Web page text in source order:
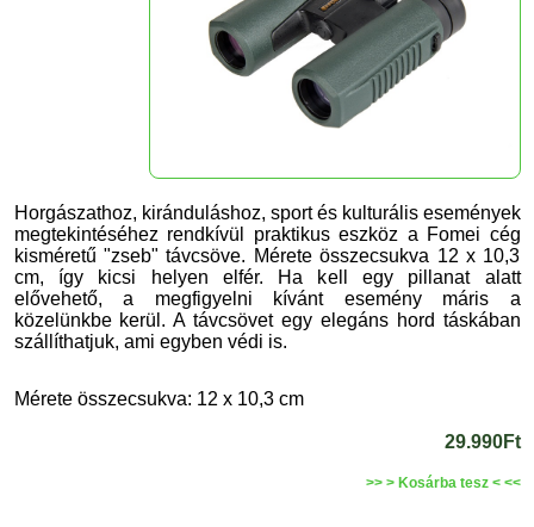
Horgászathoz, kiránduláshoz, sport és kulturális események
megtekintéséhez rendkívül praktikus eszköz a Fomei cég
kisméretű "zseb" távcsöve. Mérete összecsukva 12 x 10,3
cm, így kicsi helyen elfér. Ha kell egy pillanat alatt
elővehető, a megfigyelni kívánt esemény máris a
közelünkbe kerül. A távcsövet egy elegáns hord táskában
szállíthatjuk, ami egyben védi is.
Mérete összecsukva: 12 x 10,3 cm
29.990Ft
>> > Kosárba tesz < <<